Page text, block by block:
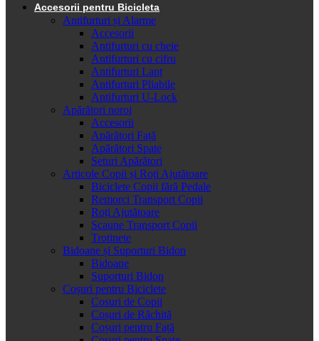
Accesorii pentru Bicicleta
Antifurturi și Alarme
Accesorii
Antifurturi cu cheie
Antifurturi cu cifru
Antifurturi Lanț
Antifurturi Pliabile
Antifurturi U-Lock
Apărători noroi
Accesorii
Apărători Față
Apărători Spate
Seturi Apărători
Articole Copii și Roți Ajutătoare
Biciclete Copii fără Pedale
Remorci Transport Copii
Roți Ajutătoare
Scaune Transport Copii
Trotinete
Bidoane și Suporturi Bidon
Bidoane
Suporturi Bidon
Coșuri pentru Biciclete
Cosuri de Copii
Coșuri de Răchită
Coșuri pentru Față